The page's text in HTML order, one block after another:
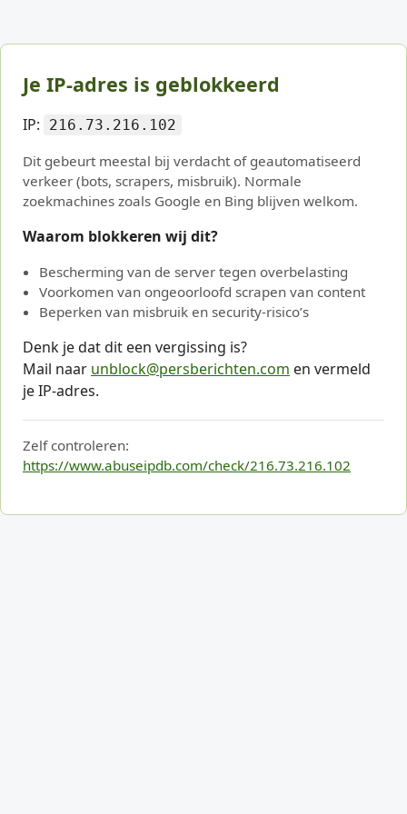
Je IP-adres is geblokkeerd
IP: 216.73.216.102
Dit gebeurt meestal bij verdacht of geautomatiseerd
verkeer (bots, scrapers, misbruik). Normale
zoekmachines zoals Google en Bing blijven welkom.
Waarom blokkeren wij dit?
Bescherming van de server tegen overbelasting
Voorkomen van ongeoorloofd scrapen van content
Beperken van misbruik en security-risico’s
Denk je dat dit een vergissing is?
Mail naar unblock@persberichten.com en vermeld
je IP-adres.
Zelf controleren:
https://www.abuseipdb.com/check/216.73.216.102